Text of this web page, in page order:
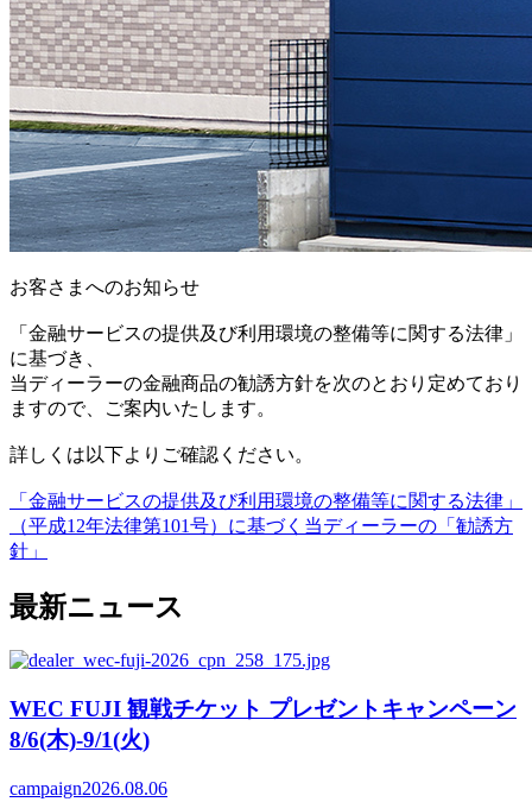
お客さまへのお知らせ
「金融サービスの提供及び利用環境の整備等に関する法律」
に基づき、
当ディーラーの金融商品の勧誘方針を次のとおり定めており
ますので、ご案内いたします。
詳しくは以下よりご確認ください。
「金融サービスの提供及び利用環境の整備等に関する法律」
（平成12年法律第101号）に基づく当ディーラーの「勧誘方
針」
最新ニュース
WEC FUJI 観戦チケット プレゼントキャンペーン
8/6(木)-9/1(火)
campaign2026.08.06